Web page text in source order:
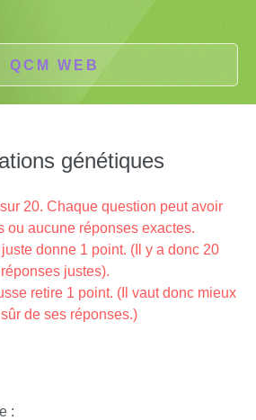
QCM WEB
génétiques
20. Chaque question peut avoir
ou aucune réponses exactes.
donne 1 point. (Il y a donc 20
réponses justes).
retire 1 point. (Il vaut donc mieux
de ses réponses.)
: